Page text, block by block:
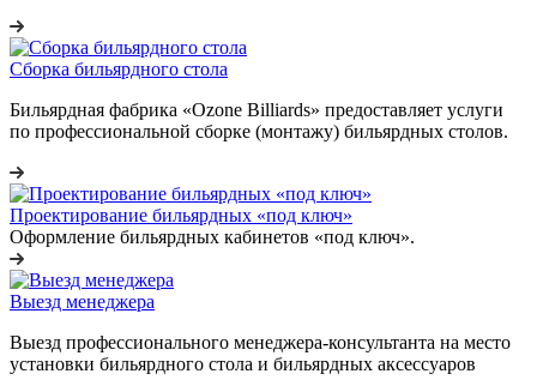
Сборка бильярдного стола
Бильярдная фабрика «Ozone Billiards» предоставляет услуги
по профессиональной сборке (монтажу) бильярдных столов.
Проектирование бильярдных «под ключ»
Оформление бильярдных кабинетов «под ключ».
Выезд менеджера
Выезд профессионального менеджера-консультанта на место
установки бильярдного стола и бильярдных аксессуаров